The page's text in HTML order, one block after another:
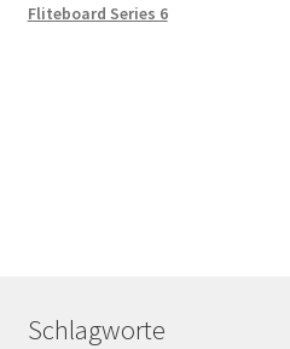
Fliteboard Series 6
Schlagworte